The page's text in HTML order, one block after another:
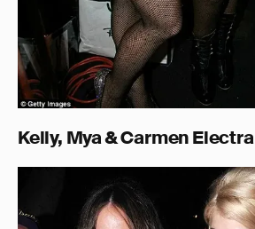
Kelly, Mya & Carmen Electra